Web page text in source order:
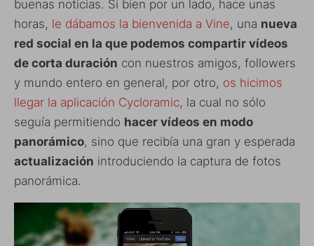
buenas noticias. Si bien por un lado, hace unas
horas, le dábamos la bienvenida a Vine, una nueva
red social en la que podemos compartir vídeos
de corta duración con nuestros amigos, followers
y mundo entero en general, por otro, os hicimos
llegar la aplicación Cycloramic, la cual no sólo
seguía permitiendo hacer vídeos en modo
panorámico, sino que recibía una gran y esperada
actualización introduciendo la captura de fotos
panorámica.